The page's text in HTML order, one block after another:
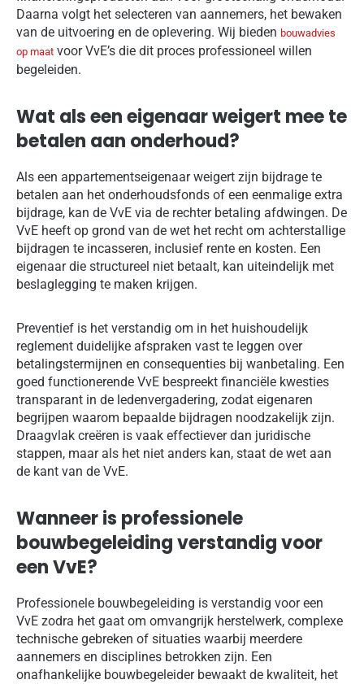
Daarna volgt het selecteren van aannemers, het bewaken
van de uitvoering en de oplevering. Wij bieden bouwadvies
op maat voor VvE’s die dit proces professioneel willen
begeleiden.
Wat als een eigenaar weigert mee te
betalen aan onderhoud?
Als een appartementseigenaar weigert zijn bijdrage te
betalen aan het onderhoudsfonds of een eenmalige extra
bijdrage, kan de VvE via de rechter betaling afdwingen. De
VvE heeft op grond van de wet het recht om achterstallige
bijdragen te incasseren, inclusief rente en kosten. Een
eigenaar die structureel niet betaalt, kan uiteindelijk met
beslaglegging te maken krijgen.
Preventief is het verstandig om in het huishoudelijk
reglement duidelijke afspraken vast te leggen over
betalingstermijnen en consequenties bij wanbetaling. Een
goed functionerende VvE bespreekt financiële kwesties
transparant in de ledenvergadering, zodat eigenaren
begrijpen waarom bepaalde bijdragen noodzakelijk zijn.
Draagvlak creëren is vaak effectiever dan juridische
stappen, maar als het niet anders kan, staat de wet aan
de kant van de VvE.
Wanneer is professionele
bouwbegeleiding verstandig voor
een VvE?
Professionele bouwbegeleiding is verstandig voor een
VvE zodra het gaat om omvangrijk herstelwerk, complexe
technische gebreken of situaties waarbij meerdere
aannemers en disciplines betrokken zijn. Een
onafhankelijke bouwbegeleider bewaakt de kwaliteit, het